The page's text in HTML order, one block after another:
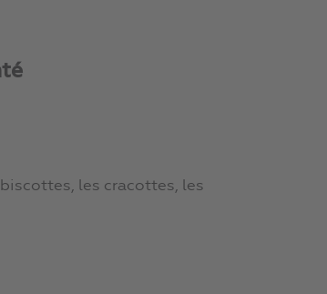
les cracottes, les